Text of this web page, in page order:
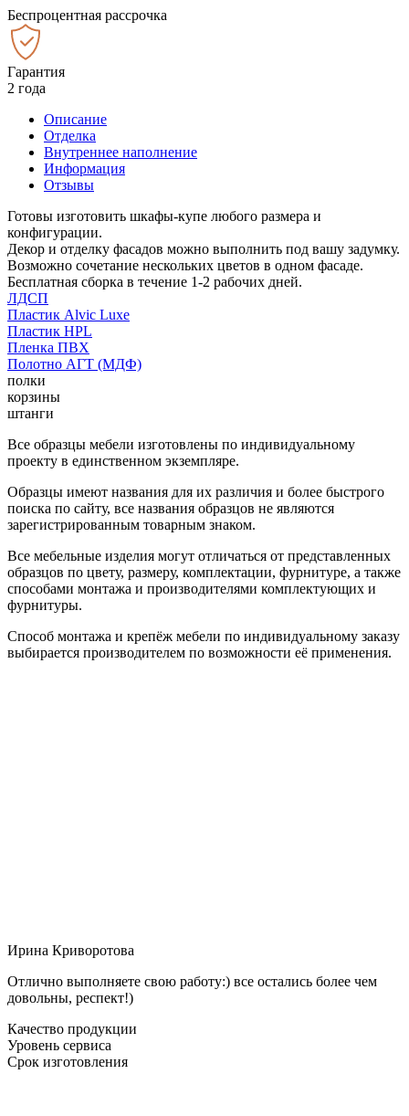
Беспроцентная рассрочка
Гарантия
2 года
Описание
Отделка
Внутреннее наполнение
Информация
Отзывы
Готовы изготовить шкафы-купе любого размера и
конфигурации.
Декор и отделку фасадов можно выполнить под вашу задумку.
Возможно сочетание нескольких цветов в одном фасаде.
Бесплатная сборка в течение 1-2 рабочих дней.
ЛДСП
Пластик Alvic Luxe
Пластик HPL
Пленка ПВХ
Полотно АГТ (МДФ)
полки
корзины
штанги
Все образцы мебели изготовлены по индивидуальному
проекту в единственном экземпляре.
Образцы имеют названия для их различия и более быстрого
поиска по сайту, все названия образцов не являются
зарегистрированным товарным знаком.
Все мебельные изделия могут отличаться от представленных
образцов по цвету, размеру, комплектации, фурнитуре, а также
способами монтажа и производителями комплектующих и
фурнитуры.
Способ монтажа и крепёж мебели по индивидуальному заказу
выбирается производителем по возможности её применения.
Ирина Криворотова
Отлично выполняете свою работу:) все остались более чем
довольны, респект!)
Качество продукции
Уровень сервиса
Срок изготовления